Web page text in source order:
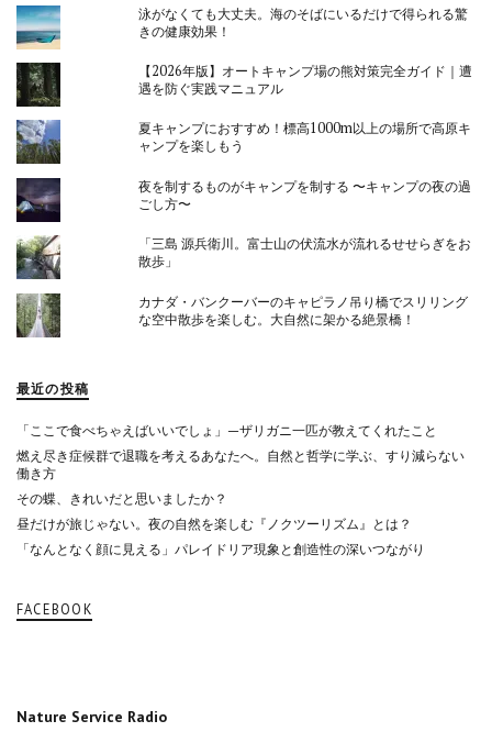
泳がなくても大丈夫。海のそばにいるだけで得られる驚
きの健康効果！
【2026年版】オートキャンプ場の熊対策完全ガイド｜遭
遇を防ぐ実践マニュアル
夏キャンプにおすすめ！標高1000m以上の場所で高原キ
ャンプを楽しもう
夜を制するものがキャンプを制する 〜キャンプの夜の過
ごし方〜
「三島 源兵衛川。富士山の伏流水が流れるせせらぎをお
散歩」
カナダ・バンクーバーのキャピラノ吊り橋でスリリング
な空中散歩を楽しむ。大自然に架かる絶景橋！
最近の投稿
「ここで食べちゃえばいいでしょ」—ザリガニ一匹が教えてくれたこと
燃え尽き症候群で退職を考えるあなたへ。自然と哲学に学ぶ、すり減らない
働き方
その蝶、きれいだと思いましたか？
昼だけが旅じゃない。夜の自然を楽しむ『ノクツーリズム』とは？
「なんとなく顔に見える」パレイドリア現象と創造性の深いつながり
FACEBOOK
Nature Service Radio